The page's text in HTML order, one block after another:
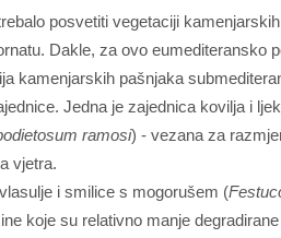
posvetiti vegetaciji
Dakle, za ovo eumediteransko
kamenjarskih pašnjaka
Jedna je zajednica kovilja i
ramosi) - vezana za
vjetra.
i smilice s mogorušem (
koje su relativno manje